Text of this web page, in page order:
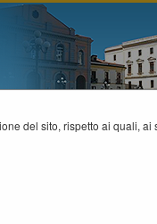
del sito, rispetto ai quali,
dell'utente al momento in